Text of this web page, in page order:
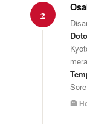
2
🏨